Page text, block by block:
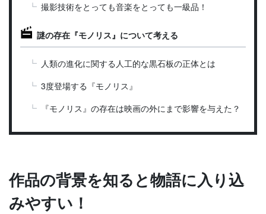
撮影技術をとっても音楽をとっても一級品！
謎の存在『モノリス』について考える
人類の進化に関する人工的な黒石板の正体とは
3度登場する『モノリス』
『モノリス』の存在は映画の外にまで影響を与えた？
作品の背景を知ると物語に入り込
みやすい！